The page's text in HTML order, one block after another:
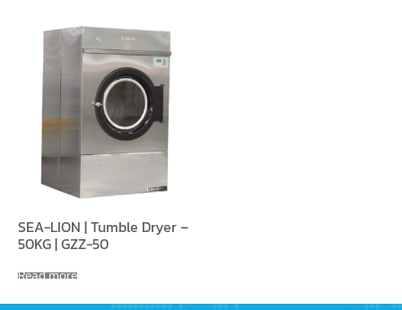
SEA-LION | Tumble Dryer –
50KG | GZZ-50
Read more